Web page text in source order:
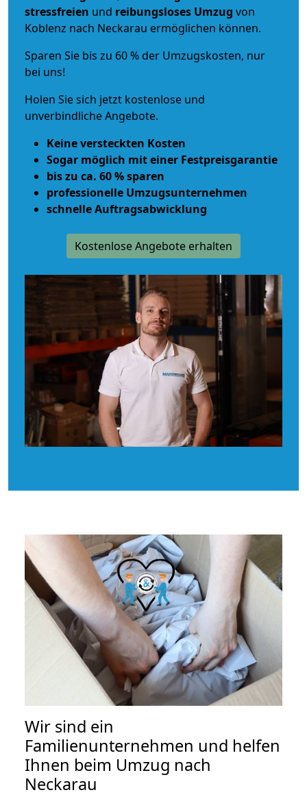
stressfreien und reibungsloses Umzug von
Koblenz nach Neckarau ermöglichen können.
Sparen Sie bis zu 60 % der Umzugskosten, nur
bei uns!
Holen Sie sich jetzt kostenlose und
unverbindliche Angebote.
Keine versteckten Kosten
Sogar möglich mit einer Festpreisgarantie
bis zu ca. 60 % sparen
professionelle Umzugsunternehmen
schnelle Auftragsabwicklung
Kostenlose Angebote erhalten
Wir sind ein
Familienunternehmen und helfen
Ihnen beim Umzug nach
Neckarau